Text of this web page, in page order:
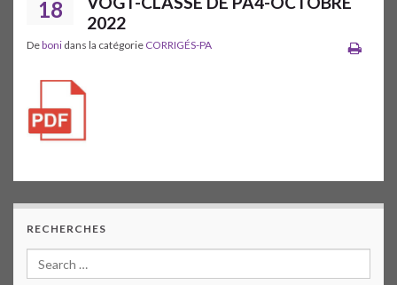
18
2022
Deboni dans la catégorie CORRIGÉS-PA
RECHERCHES